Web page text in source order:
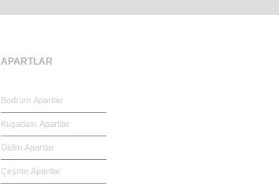
APARTLAR
Bodrum Apartlar
Kuşadası Apartlar
Didim Apartlar
Çeşme Apartlar